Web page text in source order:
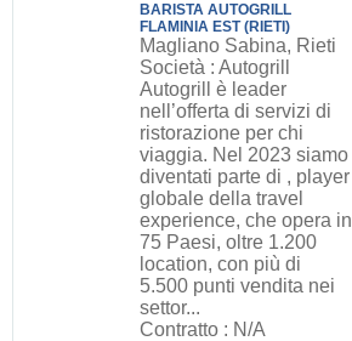
BARISTA AUTOGRILL
FLAMINIA EST (RIETI)
Magliano Sabina, Rieti
Società : Autogrill
Autogrill è leader
nell’offerta di servizi di
ristorazione per chi
viaggia. Nel 2023 siamo
diventati parte di , player
globale della travel
experience, che opera in
75 Paesi, oltre 1.200
location, con più di
5.500 punti vendita nei
settor...
Contratto : N/A